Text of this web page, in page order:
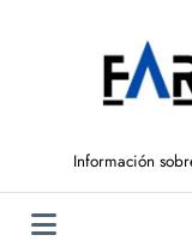
Información